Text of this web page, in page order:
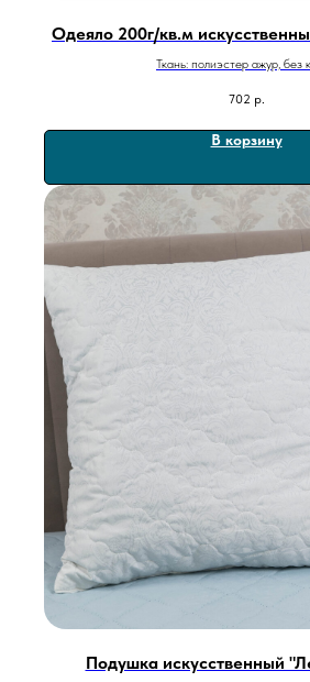
Одеяло 200г/кв.м
Ткань: полиэстер ажур, без
702 р.
В корзину
Подушка искусственный